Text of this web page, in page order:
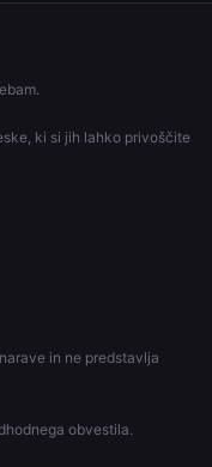
ki si jih lahko privoščite
in ne predstavlja
obvestila.